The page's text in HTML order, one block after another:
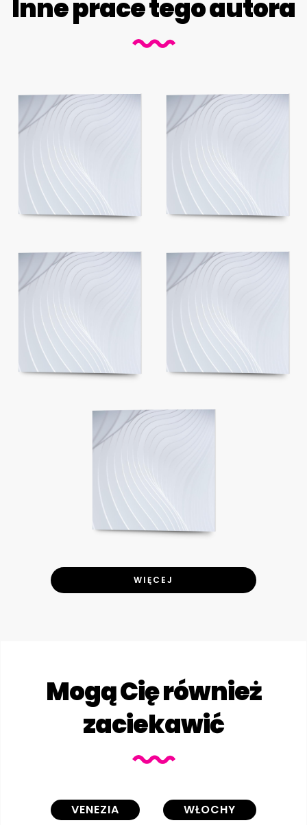
Inne prace tego autora
WIĘCEJ
Mogą Cię również
zaciekawić
VENEZIA WŁOCHY